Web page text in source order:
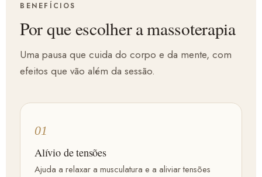
BENEFÍCIOS
Por que escolher a massoterapia
Uma pausa que cuida do corpo e da mente, com
efeitos que vão além da sessão.
01
Alívio de tensões
Ajuda a relaxar a musculatura e a aliviar tensões